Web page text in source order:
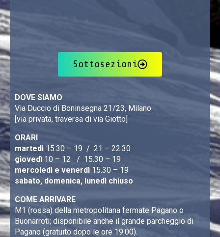
Sottosezioni
DOVE SIAMO
Via Duccio di Boninsegna 21/23, Milano
[via privata, traversa di via Giotto]
ORARI
martedì 15.30 – 19 / 21 – 22.30
giovedì 10 – 12 / 15.30 – 19
mercoledì e venerdì 15.30 – 19
sabato, domenica, lunedì chiuso
COME ARRIVARE
M1 (rossa) della metropolitana fermate Pagano o
Buonarroti; disponibile anche il grande parcheggio di
Pagano (gratuito dopo le ore 19.00).